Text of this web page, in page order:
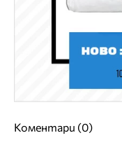
Коментари (0)